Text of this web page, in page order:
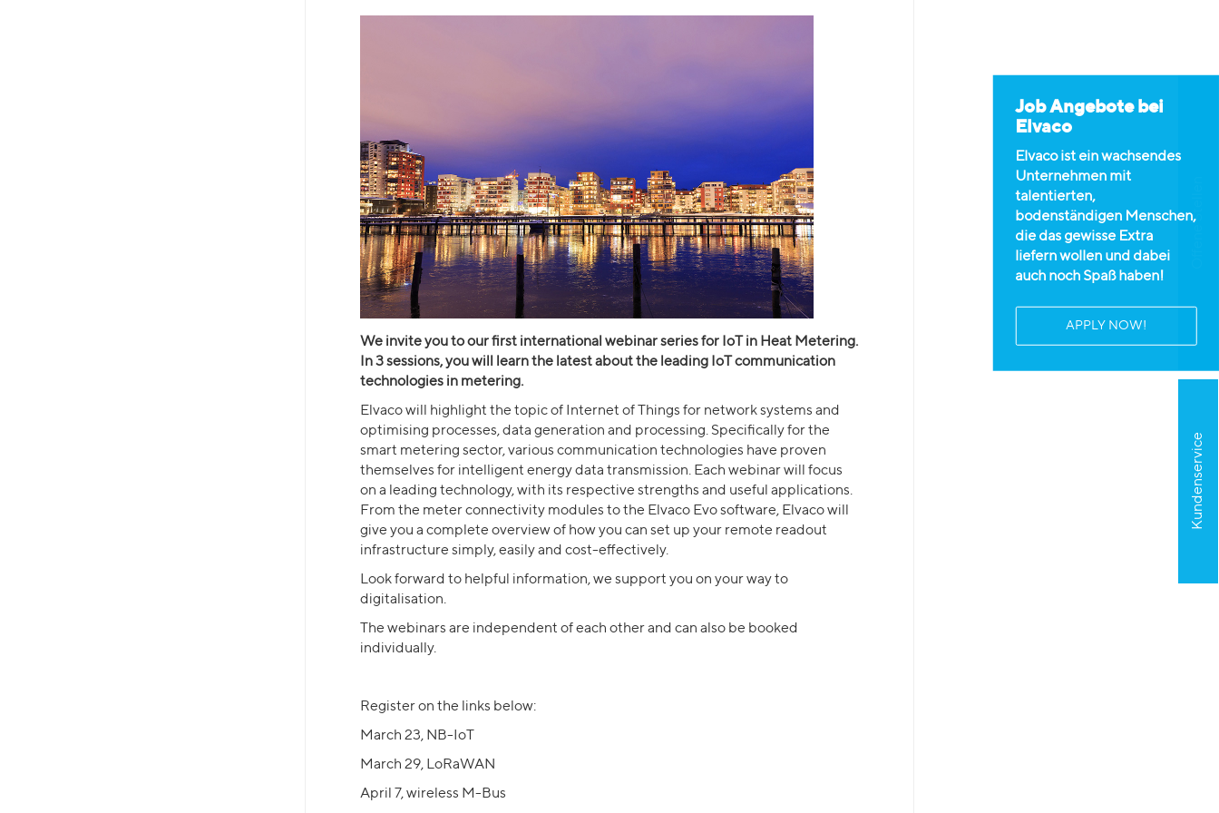
Kundenservice
Offene Stellen
Job Angebote bei
Elvaco
Elvaco ist ein wachsendes
Unternehmen mit
talentierten,
bodenständigen Menschen,
die das gewisse Extra
liefern wollen und dabei
auch noch Spaß haben!
APPLY NOW!
We invite you to our first international webinar series for IoT in Heat Metering.
In 3 sessions, you will learn the latest about the leading IoT communication
technologies in metering.
Elvaco will highlight the topic of Internet of Things for network systems and
optimising processes, data generation and processing. Specifically for the
smart metering sector, various communication technologies have proven
themselves for intelligent energy data transmission. Each webinar will focus
on a leading technology, with its respective strengths and useful applications.
From the meter connectivity modules to the Elvaco Evo software, Elvaco will
give you a complete overview of how you can set up your remote readout
infrastructure simply, easily and cost-effectively.
Look forward to helpful information, we support you on your way to
digitalisation.
The webinars are independent of each other and can also be booked
individually.
Register on the links below:
March 23, NB-IoT
March 29, LoRaWAN
April 7, wireless M-Bus